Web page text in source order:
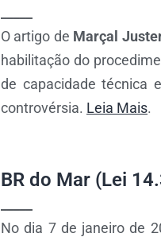
O artigo de Marçal
habilitação do
de capacidade técnica
controvérsia. Leia Mais.
BR do Mar (Lei
No dia 7 de janeiro de